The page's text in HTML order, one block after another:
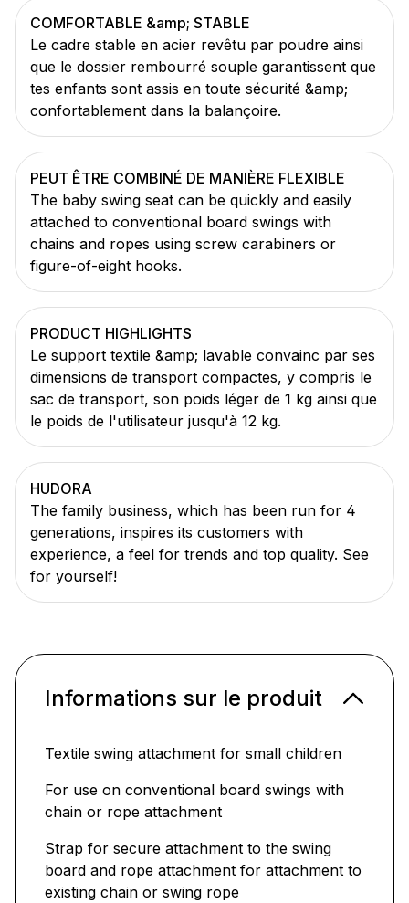
COMFORTABLE &amp; STABLE
Le cadre stable en acier revêtu par poudre ainsi
que le dossier rembourré souple garantissent que
tes enfants sont assis en toute sécurité &amp;
confortablement dans la balançoire.
PEUT ÊTRE COMBINÉ DE MANIÈRE FLEXIBLE
The baby swing seat can be quickly and easily
attached to conventional board swings with
chains and ropes using screw carabiners or
figure-of-eight hooks.
PRODUCT HIGHLIGHTS
Le support textile &amp; lavable convainc par ses
dimensions de transport compactes, y compris le
sac de transport, son poids léger de 1 kg ainsi que
le poids de l'utilisateur jusqu'à 12 kg.
HUDORA
The family business, which has been run for 4
generations, inspires its customers with
experience, a feel for trends and top quality. See
for yourself!
Informations sur le produit
Textile swing attachment for small children
For use on conventional board swings with
chain or rope attachment
Strap for secure attachment to the swing
board and rope attachment for attachment to
existing chain or swing rope